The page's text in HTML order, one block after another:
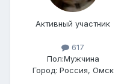
Активный участник
617
Пол:Мужчина
Город: Россия, Омск